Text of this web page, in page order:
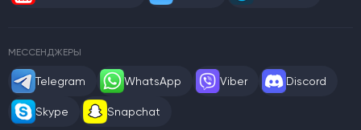
МЕССЕНДЖЕРЫ
Telegram WhatsApp Viber Discord
Skype Snapchat